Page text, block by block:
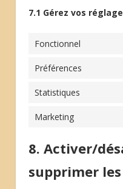
7.1 Gérez vos
Fonctionnel
Préférences
Statistiques
Marketing
8. Activer/
supprimer